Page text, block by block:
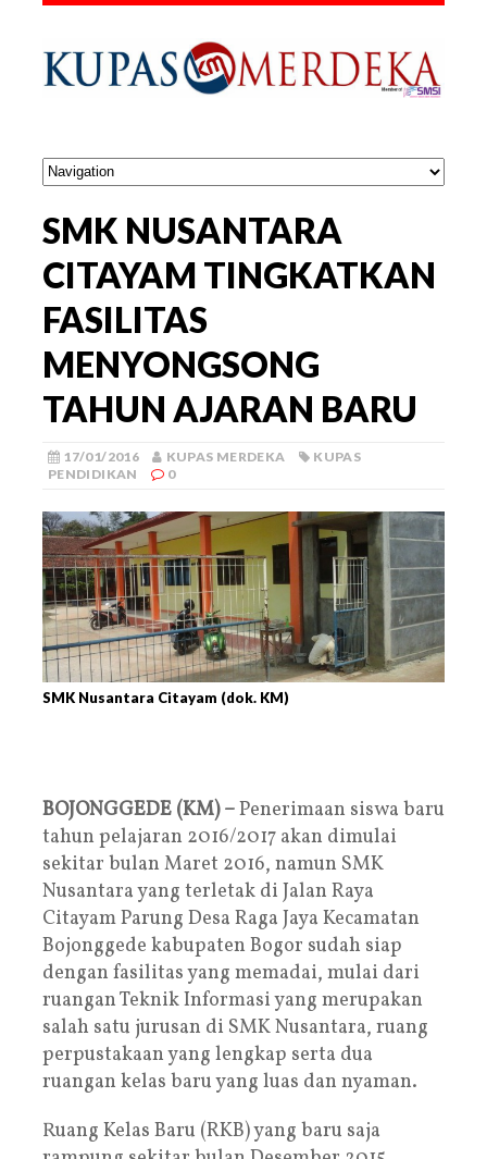
SMK NUSANTARA
CITAYAM TINGKATKAN
FASILITAS
MENYONGSONG
TAHUN AJARAN BARU
17/01/2016 KUPAS MERDEKA
KUPAS
PENDIDIKAN
0
SMK Nusantara Citayam (dok. KM)
BOJONGGEDE (KM) –Penerimaan siswa baru
tahun pelajaran 2016/2017 akan dimulai
sekitar bulan Maret 2016, namun SMK
Nusantara yang terletak di Jalan Raya
Citayam Parung Desa Raga Jaya Kecamatan
Bojonggede kabupaten Bogor sudah siap
dengan fasilitas yang memadai, mulai dari
ruangan Teknik Informasi yang merupakan
salah satu jurusan di SMK Nusantara, ruang
perpustakaan yang lengkap serta dua
ruangan kelas baru yang luas dan nyaman.
Ruang Kelas Baru (RKB) yang baru saja